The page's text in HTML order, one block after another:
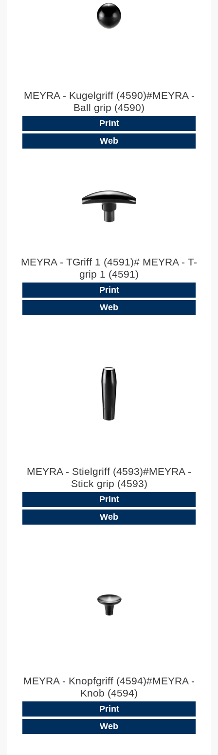
MEYRA - Kugelgriff (4590)#MEYRA -
Ball grip (4590)
Print
Web
MEYRA - TGriff 1 (4591)# MEYRA - T-
grip 1 (4591)
Print
Web
MEYRA - Stielgriff (4593)#MEYRA -
Stick grip (4593)
Print
Web
MEYRA - Knopfgriff (4594)#MEYRA -
Knob (4594)
Print
Web